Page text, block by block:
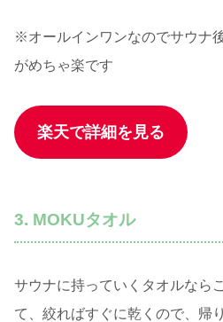
※オールインワンなのでサウナ
がめちゃ楽です
楽天で詳細を見る
3. MOKUタオル
サウナに持っていくタオルなら
て、絞ればすぐに乾くので、帰